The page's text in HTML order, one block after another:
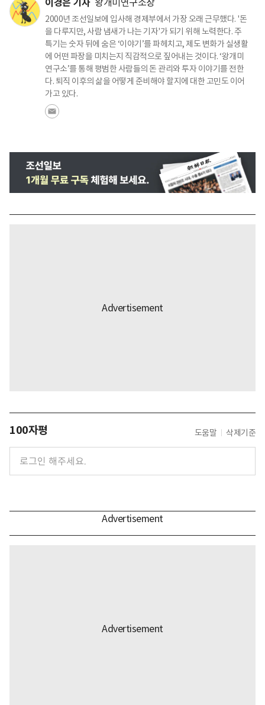
이경은 기자
2000년 조선일보에 입사해 경제부에서 가장 오래 근무했다. '돈
을 다루지만, 사람 냄새가 나는 기자'가 되기 위해 노력한다. 주
특기는 숫자 뒤에 숨은 ‘이야기’를 파헤치고, 제도 변화가 실생활
에 어떤 파장을 미치는지 직감적으로 짚어내는 것이다. ‘왕개미
연구소’를 통해 평범한 사람들의 돈 관리와 투자 이야기를 전한
다. 퇴직 이후의 삶을 어떻게 준비해야 할지에 대한 고민도 이어
가고 있다.
100자평 도움말 삭제기준